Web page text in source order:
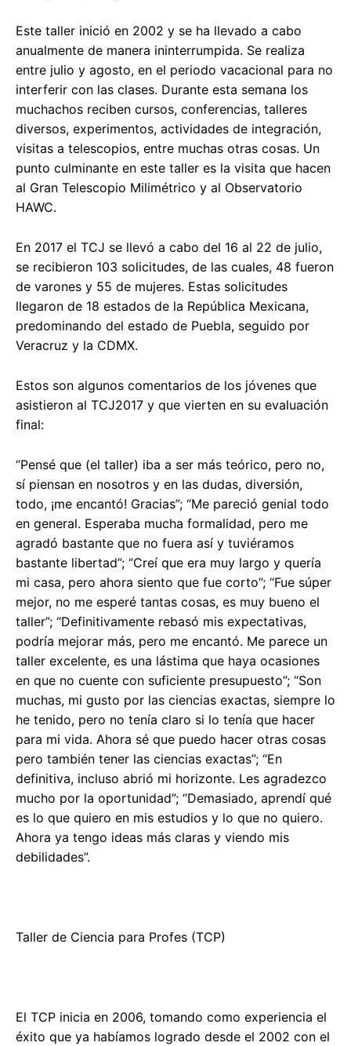
Este taller inició en 2002 y se ha llevado a cabo
anualmente de manera ininterrumpida. Se realiza
entre julio y agosto, en el periodo vacacional para no
interferir con las clases. Durante esta semana los
muchachos reciben cursos, conferencias, talleres
diversos, experimentos, actividades de integración,
visitas a telescopios, entre muchas otras cosas. Un
punto culminante en este taller es la visita que hacen
al Gran Telescopio Milimétrico y al Observatorio
HAWC.
En 2017 el TCJ se llevó a cabo del 16 al 22 de julio,
se recibieron 103 solicitudes, de las cuales, 48 fueron
de varones y 55 de mujeres. Estas solicitudes
llegaron de 18 estados de la República Mexicana,
predominando del estado de Puebla, seguido por
Veracruz y la CDMX.
Estos son algunos comentarios de los jóvenes que
asistieron al TCJ2017 y que vierten en su evaluación
final:
“Pensé que (el taller) iba a ser más teórico, pero no,
sí piensan en nosotros y en las dudas, diversión,
todo, ¡me encantó! Gracias”; “Me pareció genial todo
en general. Esperaba mucha formalidad, pero me
agradó bastante que no fuera así y tuviéramos
bastante libertad”; “Creí que era muy largo y quería
mi casa, pero ahora siento que fue corto”; “Fue súper
mejor, no me esperé tantas cosas, es muy bueno el
taller”; “Definitivamente rebasó mis expectativas,
podría mejorar más, pero me encantó. Me parece un
taller excelente, es una lástima que haya ocasiones
en que no cuente con suficiente presupuesto”; “Son
muchas, mi gusto por las ciencias exactas, siempre lo
he tenido, pero no tenía claro si lo tenía que hacer
para mi vida. Ahora sé que puedo hacer otras cosas
pero también tener las ciencias exactas”; “En
definitiva, incluso abrió mi horizonte. Les agradezco
mucho por la oportunidad”; “Demasiado, aprendí qué
es lo que quiero en mis estudios y lo que no quiero.
Ahora ya tengo ideas más claras y viendo mis
debilidades”.
Taller de Ciencia para Profes (TCP)
El TCP inicia en 2006, tomando como experiencia el
éxito que ya habíamos logrado desde el 2002 con el